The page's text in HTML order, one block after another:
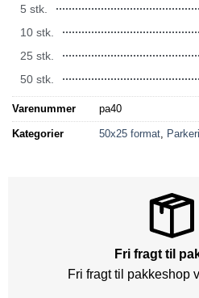
5 stk.
10 stk.
25 stk.
50 stk.
Varenummer pa40
Kategorier 50x25 format,
Fri fragt til
Fri fragt til pakkeshop